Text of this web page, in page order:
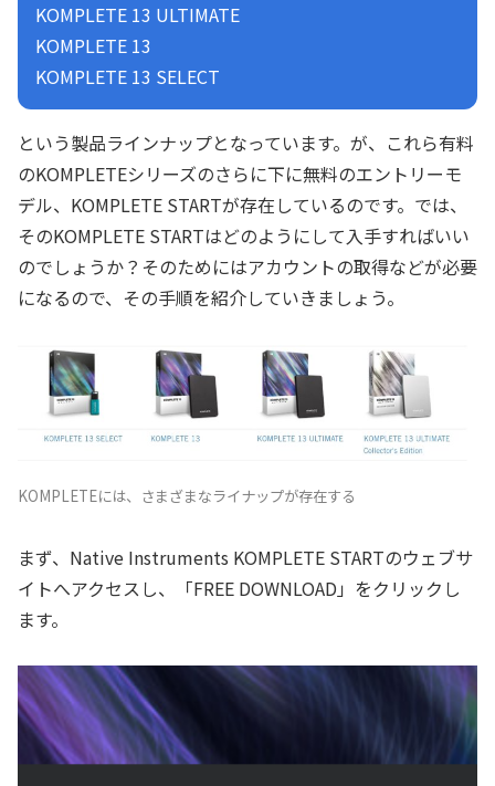
KOMPLETE 13 ULTIMATE
KOMPLETE 13
KOMPLETE 13 SELECT
という製品ラインナップとなっています。が、これら有料
のKOMPLETEシリーズのさらに下に無料のエントリーモ
デル、KOMPLETE STARTが存在しているのです。では、
そのKOMPLETE STARTはどのようにして入手すればいい
のでしょうか？そのためにはアカウントの取得などが必要
になるので、その手順を紹介していきましょう。
KOMPLETEには、さまざまなライナップが存在する
まず、Native Instruments KOMPLETE STARTのウェブサ
イトへアクセスし、「FREE DOWNLOAD」をクリックし
ます。